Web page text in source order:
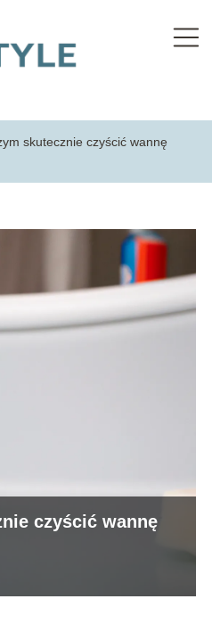
skutecznie czyścić wannę
czyścić wannę